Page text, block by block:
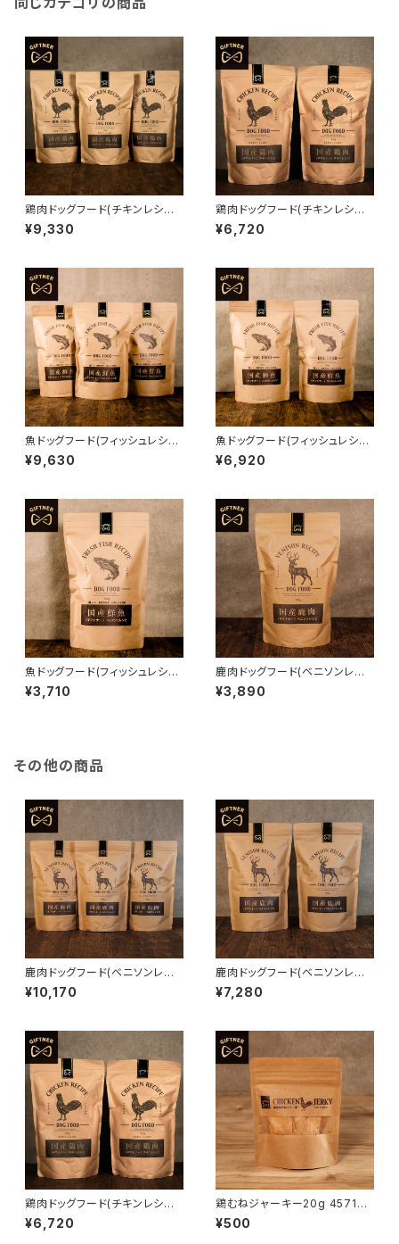
鶏肉ドッグフード(チキンレシピ9
00g×3) 4571570662678
¥9,330
鶏肉ドッグフード(チキンレシピ9
00g×2) 4571570662678
¥6,720
魚ドッグフード(フィッシュレシピ
900g×3) 4571570662135
¥9,630
魚ドッグフード(フィッシュレシピ
900g×2) 4571570662135
¥6,920
魚ドッグフード(フィッシュレシピ
900g) 4571570662135
¥3,710
鹿肉ドッグフード(ベニソンレシ
ピ900g) 4571570660018
¥3,890
その他の商品
鹿肉ドッグフード(ベニソンレシ
ピ900g×3) 457157066001
8
¥10,170
鹿肉ドッグフード(ベニソンレシ
ピ900g×2) 457157066001
8
¥7,280
鶏肉ドッグフード(チキンレシピ9
00g×2) 4571570662678
¥6,720
鶏むねジャーキー20g 457157
0660193
¥500